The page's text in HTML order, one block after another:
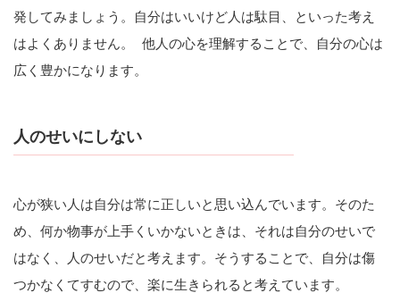
発してみましょう。自分はいいけど人は駄目、といった考え
はよくありません。 他人の心を理解することで、自分の心は
広く豊かになります。
人のせいにしない
心が狭い人は自分は常に正しいと思い込んでいます。そのた
め、何か物事が上手くいかないときは、それは自分のせいで
はなく、人のせいだと考えます。そうすることで、自分は傷
つかなくてすむので、楽に生きられると考えています。